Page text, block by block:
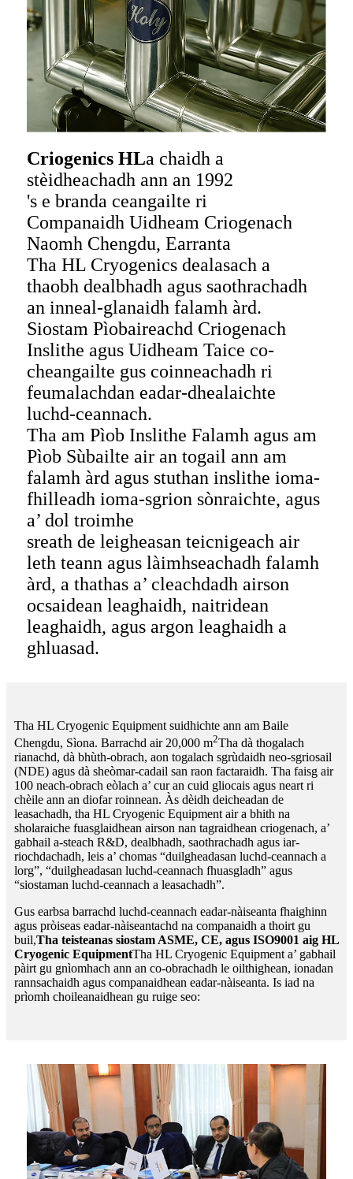
Criogenics HLa chaidh a
stèidheachadh ann an 1992
's e branda ceangailte ri
Companaidh Uidheam Criogenach
Naomh Chengdu, Earranta
Tha HL Cryogenics dealasach a
thaobh dealbhadh agus saothrachadh
an inneal-glanaidh falamh àrd.
Siostam Pìobaireachd Criogenach
Inslithe agus Uidheam Taice co-
cheangailte gus coinneachadh ri
feumalachdan eadar-dhealaichte
luchd-ceannach.
Tha am Pìob Inslithe Falamh agus am
Pìob Sùbailte air an togail ann am
falamh àrd agus stuthan inslithe ioma-
fhilleadh ioma-sgrion sònraichte, agus
a’ dol troimhe
sreath de leigheasan teicnigeach air
leth teann agus làimhseachadh falamh
àrd, a thathas a’ cleachdadh airson
ocsaidean leaghaidh, naitridean
leaghaidh, agus argon leaghaidh a
ghluasad.
Tha HL Cryogenic Equipment suidhichte ann am Baile
Chengdu, Sìona. Barrachd air 20,000 m2Tha dà thogalach
rianachd, dà bhùth-obrach, aon togalach sgrùdaidh neo-sgriosail
(NDE) agus dà sheòmar-cadail san raon factaraidh. Tha faisg air
100 neach-obrach eòlach a’ cur an cuid gliocais agus neart ri
chèile ann an diofar roinnean. Às dèidh deicheadan de
leasachadh, tha HL Cryogenic Equipment air a bhith na
sholaraiche fuasglaidhean airson nan tagraidhean criogenach, a’
gabhail a-steach R&D, dealbhadh, saothrachadh agus iar-
riochdachadh, leis a’ chomas “duilgheadasan luchd-ceannach a
lorg”, “duilgheadasan luchd-ceannach fhuasgladh” agus
“siostaman luchd-ceannach a leasachadh”.
Gus earbsa barrachd luchd-ceannach eadar-nàiseanta fhaighinn
agus pròiseas eadar-nàiseantachd na companaidh a thoirt gu
buil,Tha teisteanas siostam ASME, CE, agus ISO9001 aig HL
Cryogenic EquipmentTha HL Cryogenic Equipment a’ gabhail
pàirt gu gnìomhach ann an co-obrachadh le oilthighean, ionadan
rannsachaidh agus companaidhean eadar-nàiseanta. Is iad na
prìomh choileanaidhean gu ruige seo: